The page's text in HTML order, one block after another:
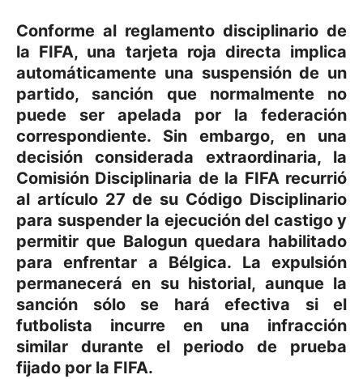
Conforme al reglamento disciplinario de
la FIFA, una tarjeta roja directa implica
automáticamente una suspensión de un
partido, sanción que normalmente no
puede ser apelada por la federación
correspondiente. Sin embargo, en una
decisión considerada extraordinaria, la
Comisión Disciplinaria de la FIFA recurrió
al artículo 27 de su Código Disciplinario
para suspender la ejecución del castigo y
permitir que Balogun quedara habilitado
para enfrentar a Bélgica. La expulsión
permanecerá en su historial, aunque la
sanción sólo se hará efectiva si el
futbolista incurre en una infracción
similar durante el periodo de prueba
fijado por la FIFA.